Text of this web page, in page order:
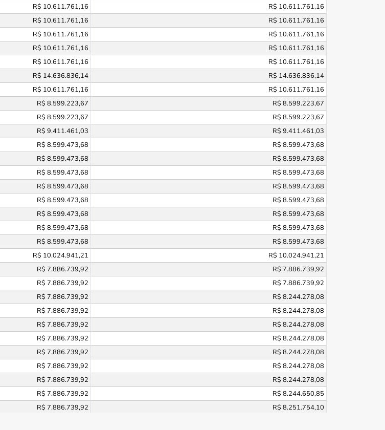
R$ 10.611.761,16
R$ 10.611.761,16
R$ 10.611.761,16
R$ 10.611.761,16
R$ 10.611.761,16
R$ 10.611.761,16
R$ 10.611.761,16
R$ 10.611.761,16
R$ 10.611.761,16
R$ 10.611.761,16
R$ 14.636.836,14
R$ 14.636.836,14
R$ 10.611.761,16
R$ 10.611.761,16
R$ 8.599.223,67
R$ 8.599.223,67
R$ 8.599.223,67
R$ 8.599.223,67
R$ 9.411.461,03
R$ 9.411.461,03
R$ 8.599.473,68
R$ 8.599.473,68
R$ 8.599.473,68
R$ 8.599.473,68
R$ 8.599.473,68
R$ 8.599.473,68
R$ 8.599.473,68
R$ 8.599.473,68
R$ 8.599.473,68
R$ 8.599.473,68
R$ 8.599.473,68
R$ 8.599.473,68
R$ 8.599.473,68
R$ 8.599.473,68
R$ 8.599.473,68
R$ 8.599.473,68
R$ 10.024.941,21
R$ 10.024.941,21
R$ 7.886.739,92
R$ 7.886.739,92
R$ 7.886.739,92
R$ 7.886.739,92
R$ 7.886.739,92
R$ 8.244.278,08
R$ 7.886.739,92
R$ 8.244.278,08
R$ 7.886.739,92
R$ 8.244.278,08
R$ 7.886.739,92
R$ 8.244.278,08
R$ 7.886.739,92
R$ 8.244.278,08
R$ 7.886.739,92
R$ 8.244.278,08
R$ 7.886.739,92
R$ 8.244.278,08
R$ 7.886.739,92
R$ 8.244.650,85
R$ 7.886.739,92
R$ 8.251.754,10